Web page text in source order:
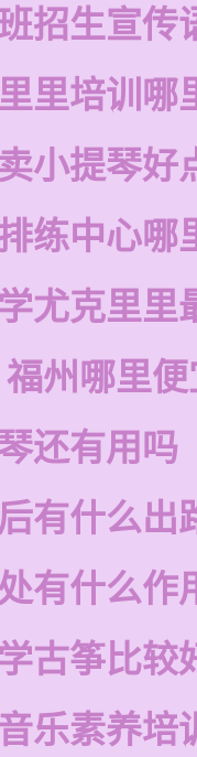
招生宣传
里培训哪
小提琴好
练中心哪
尤克里里
州哪里
还有用吗
有什么出
有什么作
古筝比较
乐素养培